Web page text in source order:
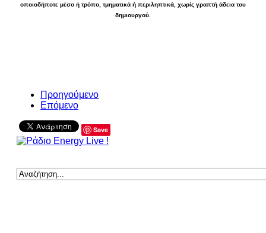
οποιοδήποτε μέσο ή τρόπο, τμηματικά ή περιληπτικά, χωρίς γραπτή άδεια του
δημιουργού.
Προηγούμενο
Επόμενο
Save